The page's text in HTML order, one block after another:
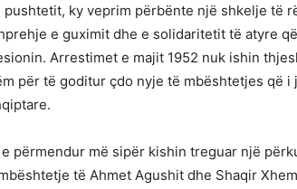
pushtetit, ky veprim përbënte një shkelje të
e guximit dhe e solidaritetit të atyre
Arrestimet e majit 1952 nuk ishin
për të goditur çdo nyje të mbështetjes që
përmendur më sipër kishin treguar një
të Ahmet Agushit dhe Shaqir